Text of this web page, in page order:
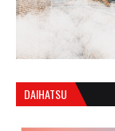
DAIHATSU